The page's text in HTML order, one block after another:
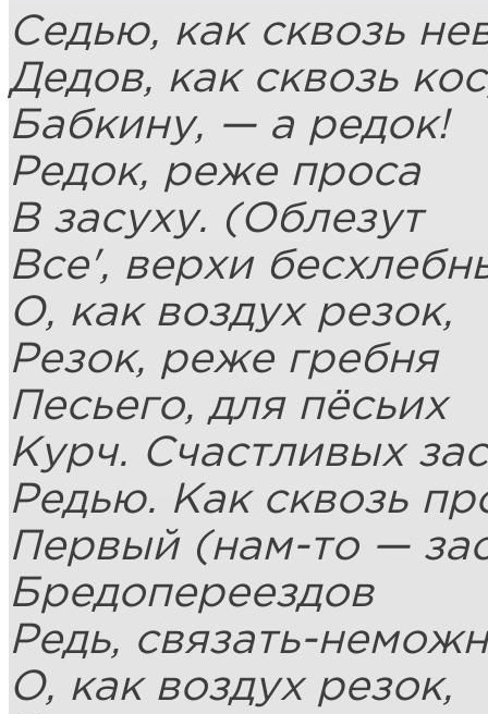
Седью, как сквозь
Дедов, как сквозь
Бабкину, — а редок!
Редок, реже проса
В засуху. (Облезут
Все', верхи
О, как воздух резок,
Резок, реже гребня
Песьего, для пёсьих
Курч. Счастливых
Редью. Как сквозь
Первый (нам-то —
Бредопереездов
Редь, связать-
О, как воздух резок,